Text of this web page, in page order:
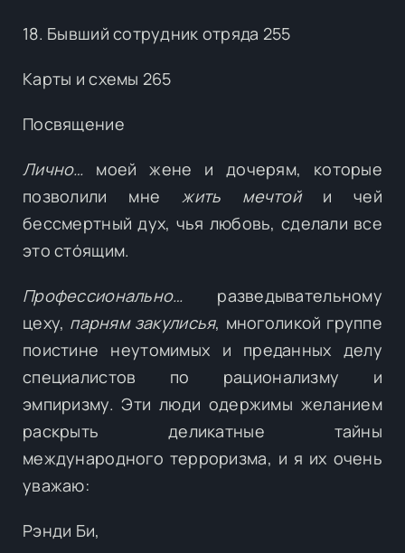
18. Бывший сотрудник отряда 255
Карты и схемы 265
Посвящение
Лично… моей жене и дочерям, которые
позволили мнежить мечтойи чей
бессмертный дух, чья любовь, сделали все
это стóящим.
Профессионально… разведывательному
цеху, парням закулисья, многоликой группе
поистине неутомимых и преданных делу
специалистов по рационализму и
эмпиризму. Эти люди одержимы желанием
раскрыть деликатные тайны
международного терроризма, и я их очень
уважаю:
Рэнди Би,